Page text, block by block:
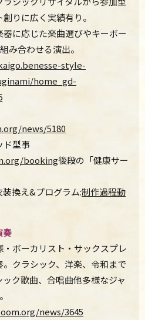
りに広く実績有り。
に応じた楽曲選びやキーボー
み合わせる演出。
style-
home_gd-
news/5180
ド型事
booking後段の「健康サー
装換え&プログラム:制作過程動
奏
ボーカリスト・サックスプレ
クラシック、洋楽、令和まで
ク歌曲、合唱曲他多様なジャ
news/3645